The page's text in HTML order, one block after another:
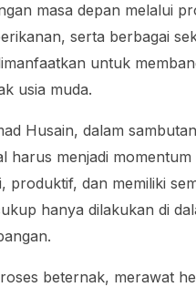
masa depan melalui
serta berbagai
untuk
usia muda.
Husain, dalam
harus menjadi momentum
produktif, dan memiliki
hanya dilakukan di
beternak, merawat